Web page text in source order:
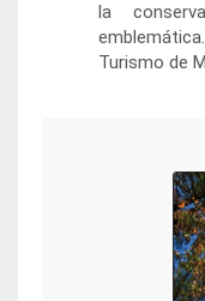
la
Turismo de